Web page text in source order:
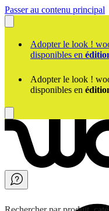
Passer au contenu principal
Adopter le look !
disponibles en
Adopter le look !
disponibles en